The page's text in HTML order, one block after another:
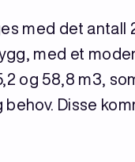
med det
med et
og 58,8 m3,
Disse